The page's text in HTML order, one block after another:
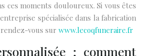
ces moments douloureux. Si vous êtes
spécialisée dans la fabrication
vous sur www.lecoqfuneraire.fr
: comment